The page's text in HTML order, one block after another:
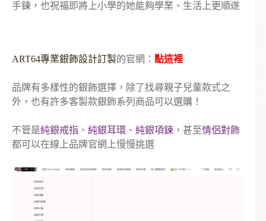
手鍊，也祝福即將上小學的她能夠學業、生活上更順遂
ART64專業銀飾設計訂製的官網： 點這裡
品牌有多樣性的銀飾選擇，除了找尋親子兒童款式之
外，也有許多客製款銀飾系列商品可以選購！
不管是純銀戒指 、 純銀耳環 、 純銀項鍊 ，甚至情侶對飾
都可以在線上品牌官網上慢慢挑選